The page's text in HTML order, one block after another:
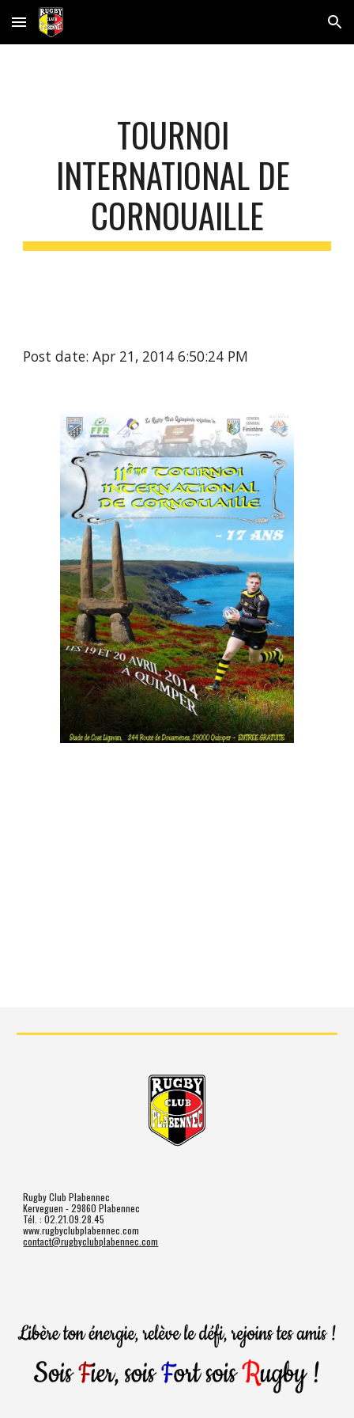
Skip to main content Skip to navigation
TOURNOI
INTERNATIONAL DE
CORNOUAILLE
Post date: Apr 21, 2014 6:50:24 PM
Rugby Club Plabennec
Kerveguen - 29860 Plabennec
Tél. : 02.21.09.28.45
www.rugbyclubplabennec.com
contact@rugbyclubplabennec.com